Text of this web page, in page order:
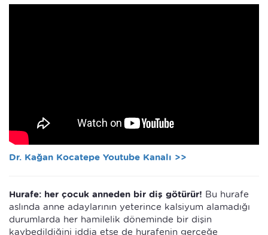
Dr. Kağan Kocatepe Youtube Kanalı >>
Hurafe: her çocuk anneden bir diş götürür! Bu hurafe
aslında anne adaylarının yeterince kalsiyum alamadığı
durumlarda her hamilelik döneminde bir dişin
kaybedildiğini iddia etse de hurafenin gerçeğe